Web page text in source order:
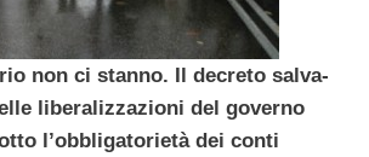
non ci stanno. Il decreto salva-
liberalizzazioni del governo
l’obbligatorietà dei conti